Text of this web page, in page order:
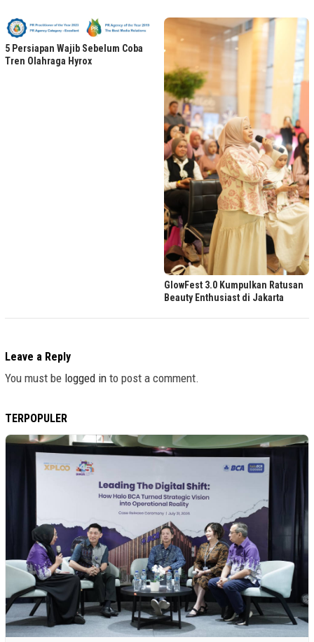
5 Persiapan Wajib Sebelum Coba
Tren Olahraga Hyrox
GlowFest 3.0 Kumpulkan Ratusan
Beauty Enthusiast di Jakarta
Leave a Reply
You must be logged in to post a comment.
TERPOPULER